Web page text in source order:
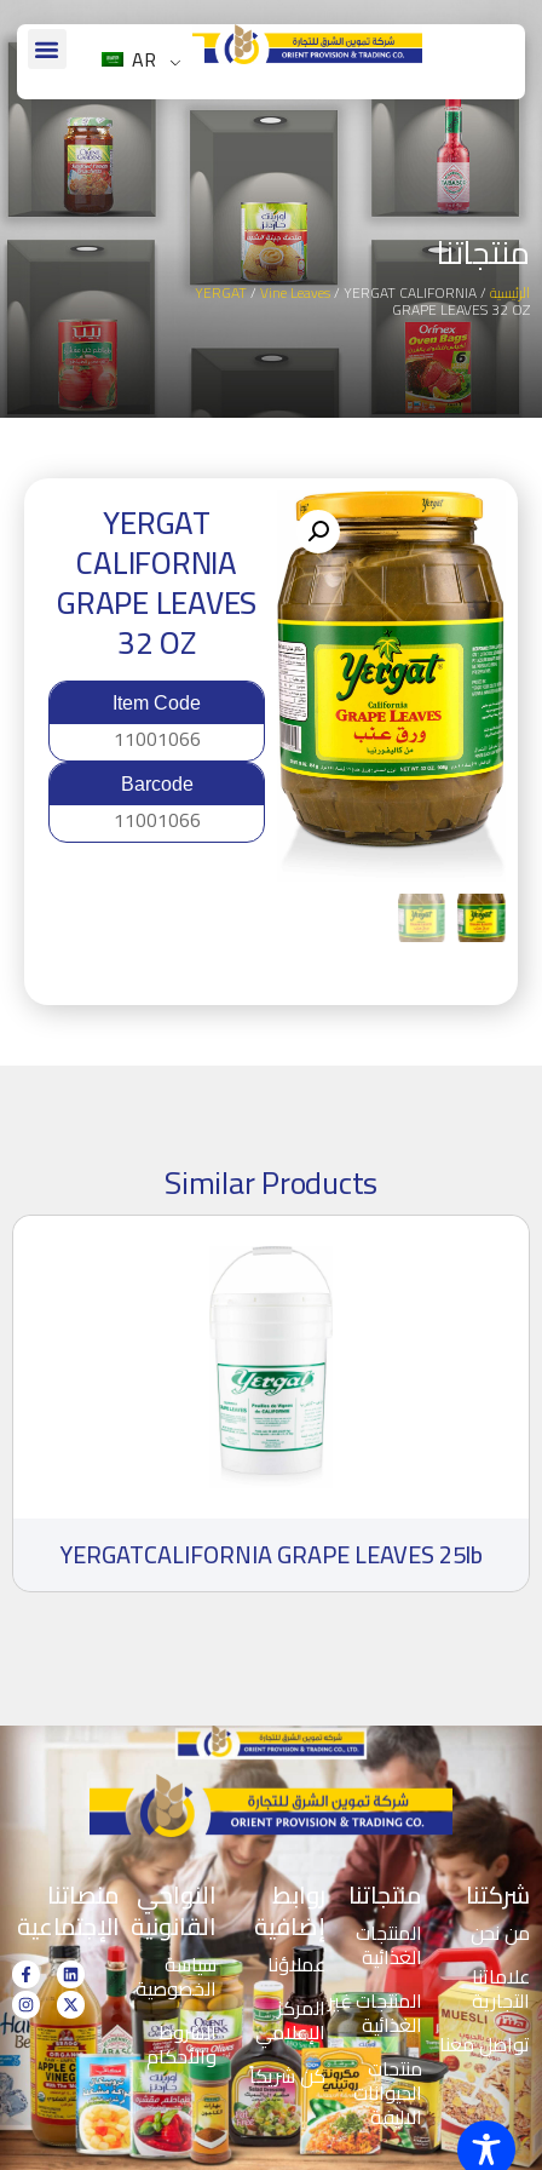
AR
منتجاتنا
الرئيسية/
YERGAT/Vine Leaves/ YERGAT CALIFORNIA
GRAPE LEAVES 32 OZ
YERGAT
CALIFORNIA
GRAPE LEAVES
32 OZ
Item Code
11001066
Barcode
11001066
Similar Products
YERGATCALIFORNIA GRAPE LEAVES 25lb
شركتنا
من نحن
علاماتنا
التجارية
تواصل معنا
منتجاتنا
المنتجات
الغذائية
المنتجات غير
الغذائية
منتجات
الحيوانات
الاليفة
روابط
إضافية
عملاؤنا
المركز
الإعلامي
كن شريكاً
النواحي
القانونية
سياسة
الخصوصية
الشروط
والأحكام
منصاتنا
الإجتماعية